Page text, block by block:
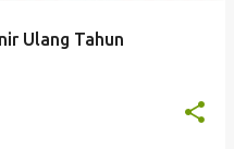
Ulang Tahun